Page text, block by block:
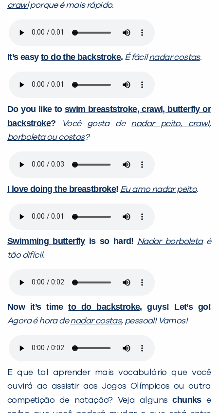
crawlporque é mais rápido.
It’s easyto do the backstroke. É fácilnadar costas.
Do you like to swim breaststroke, crawl, butterfly or
backstroke? Você gosta de nadar peito, crawl,
borboleta ou costas?
I love doing the breastbroke! Eu amo nadar peito.
Swimming butterflyis so hard! Nadar borboletaé
tão difícil.
Now it’s timeto do backstroke, guys! Let’s go!
Agora é hora denadar costas, pessoal! Vamos!
E que tal aprender mais vocabulário que você
ouvirá ao assistir aos Jogos Olímpicos ou outra
competição de natação? Veja algunschunkse